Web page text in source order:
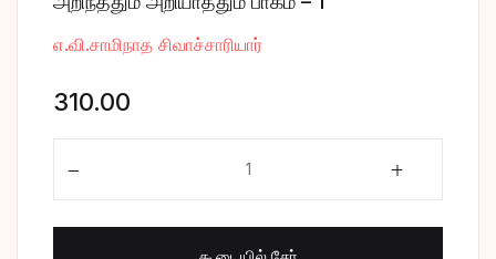
போட்டித் தேர்வு
மருத்துவம்
எ.வி.சாமிநாத சிவாச்சாரியார்
310.00